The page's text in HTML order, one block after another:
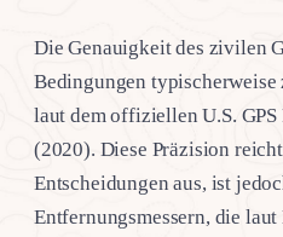
Die Genauigkeit des zivilen
Bedingungen
laut dem offiziellen U.S. GPS
(2020). Diese Präzision
Entscheidungen aus, ist
Entfernungsmessern, die